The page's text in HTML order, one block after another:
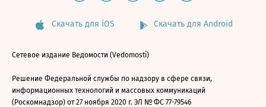
Скачать для iOS Скачать для Android
Сетевое издание Ведомости (Vedomosti)
Решение Федеральной службы по надзору в сфере связи,
информационных технологий и массовых коммуникаций
(Роскомнадзор) от 27 ноября 2020 г. ЭЛ № ФС 77-79546